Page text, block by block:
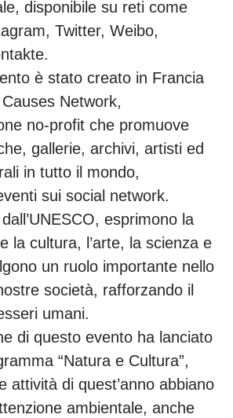
disponibile su reti come
Twitter, Weibo,
è stato creato in Francia
Network,
no-profit che promuove
gallerie, archivi, artisti ed
in tutto il mondo,
sui social network.
esprimono la
la cultura, l’arte, la scienza e
un ruolo importante nello
società, rafforzando il
umani.
di questo evento ha lanciato
“Natura e Cultura”,
attività di quest’anno abbiano
ambientale, anche